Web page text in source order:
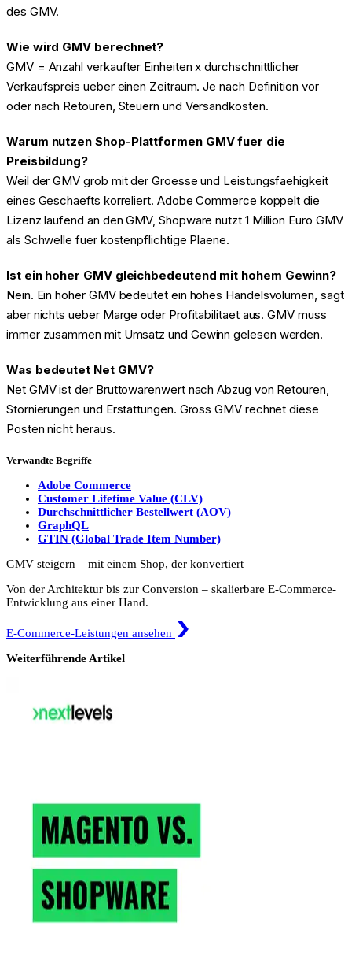
des GMV.
Wie wird GMV berechnet?
GMV = Anzahl verkaufter Einheiten x durchschnittlicher
Verkaufspreis ueber einen Zeitraum. Je nach Definition vor
oder nach Retouren, Steuern und Versandkosten.
Warum nutzen Shop-Plattformen GMV fuer die
Preisbildung?
Weil der GMV grob mit der Groesse und Leistungsfaehigkeit
eines Geschaefts korreliert. Adobe Commerce koppelt die
Lizenz laufend an den GMV, Shopware nutzt 1 Million Euro GMV
als Schwelle fuer kostenpflichtige Plaene.
Ist ein hoher GMV gleichbedeutend mit hohem Gewinn?
Nein. Ein hoher GMV bedeutet ein hohes Handelsvolumen, sagt
aber nichts ueber Marge oder Profitabilitaet aus. GMV muss
immer zusammen mit Umsatz und Gewinn gelesen werden.
Was bedeutet Net GMV?
Net GMV ist der Bruttowarenwert nach Abzug von Retouren,
Stornierungen und Erstattungen. Gross GMV rechnet diese
Posten nicht heraus.
Verwandte Begriffe
Adobe Commerce
Customer Lifetime Value (CLV)
Durchschnittlicher Bestellwert (AOV)
GraphQL
GTIN (Global Trade Item Number)
GMV steigern – mit einem Shop, der konvertiert
Von der Architektur bis zur Conversion – skalierbare E-Commerce-
Entwicklung aus einer Hand.
E-Commerce-Leistungen ansehen
Weiterführende Artikel